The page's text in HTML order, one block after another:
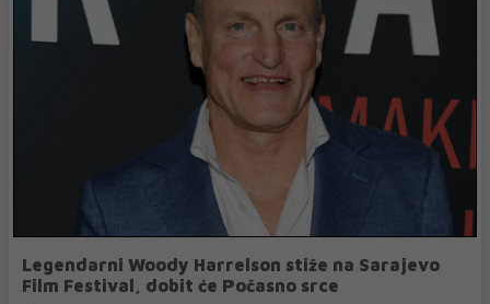
Legendarni Woody Harrelson stiže na Sarajevo
Film Festival, dobit će Počasno srce